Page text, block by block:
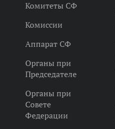
Комитеты СФ
Комиссии
Аппарат СФ
Органы при
Председателе
Органы при
Совете
Федерации